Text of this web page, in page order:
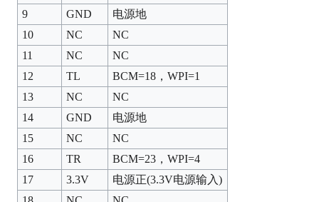
9
GND
电源地
10
NC
NC
11
NC
NC
12
TL
BCM=18，WPI=1
13
NC
NC
14
GND
电源地
15
NC
NC
16
TR
BCM=23，WPI=4
17
3.3V
电源正(3.3V电源输入)